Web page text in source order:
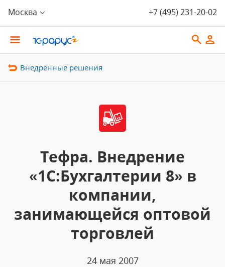
Москва +7 (495) 231-20-02
Внедрённые решения
Тефра. Внедрение
«1С:Бухгалтерии 8» в
компании,
занимающейся оптовой
торговлей
24 мая 2007